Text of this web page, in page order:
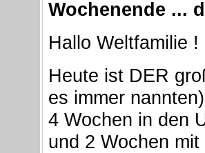
Wochenende ...
Hallo Weltfamilie !
Heute ist DER
es immer
4 Wochen in den
und 2 Wochen